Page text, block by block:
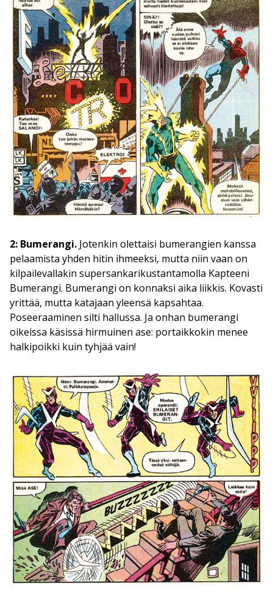
2: Bumerangi. Jotenkin olettaisi bumerangien kanssa
pelaamista yhden hitin ihmeeksi, mutta niin vaan on
kilpailevallakin supersankarikustantamolla Kapteeni
Bumerangi. Bumerangi on konnaksi aika liikkis. Kovasti
yrittää, mutta katajaan yleensä kapsahtaa.
Poseeraaminen silti hallussa. Ja onhan bumerangi
oikeissa käsissä hirmuinen ase: portaikkokin menee
halkipoikki kuin tyhjää vain!